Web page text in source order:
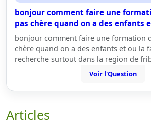
bonjour comment faire une
pas chère quand on a des enfants
bonjour comment faire une formation
chère quand on a des enfants et ou la
recherche surtout dans la region de
Voir l'Question
Articles